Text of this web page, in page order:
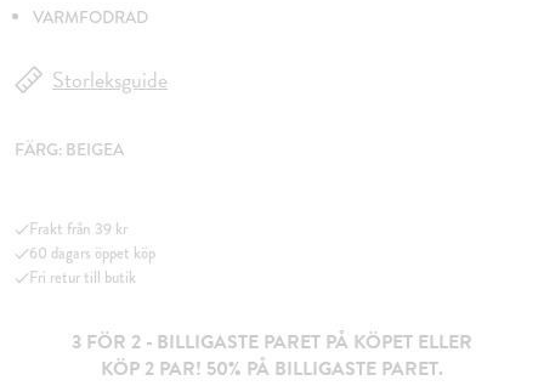
VARMFODRAD
Storleksguide
FÄRG: BEIGEA
Frakt från 39 kr
60 dagars öppet köp
Fri retur till butik
3 FÖR 2 - BILLIGASTE PARET PÅ KÖPET ELLER
KÖP 2 PAR! 50% PÅ BILLIGASTE PARET.